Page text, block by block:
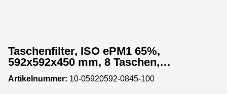
Taschenfilter, ISO ePM1 65%,
592x592x450 mm, 8 Taschen,
Metallrahmen
Artikelnummer: 10-05920592-0845-100